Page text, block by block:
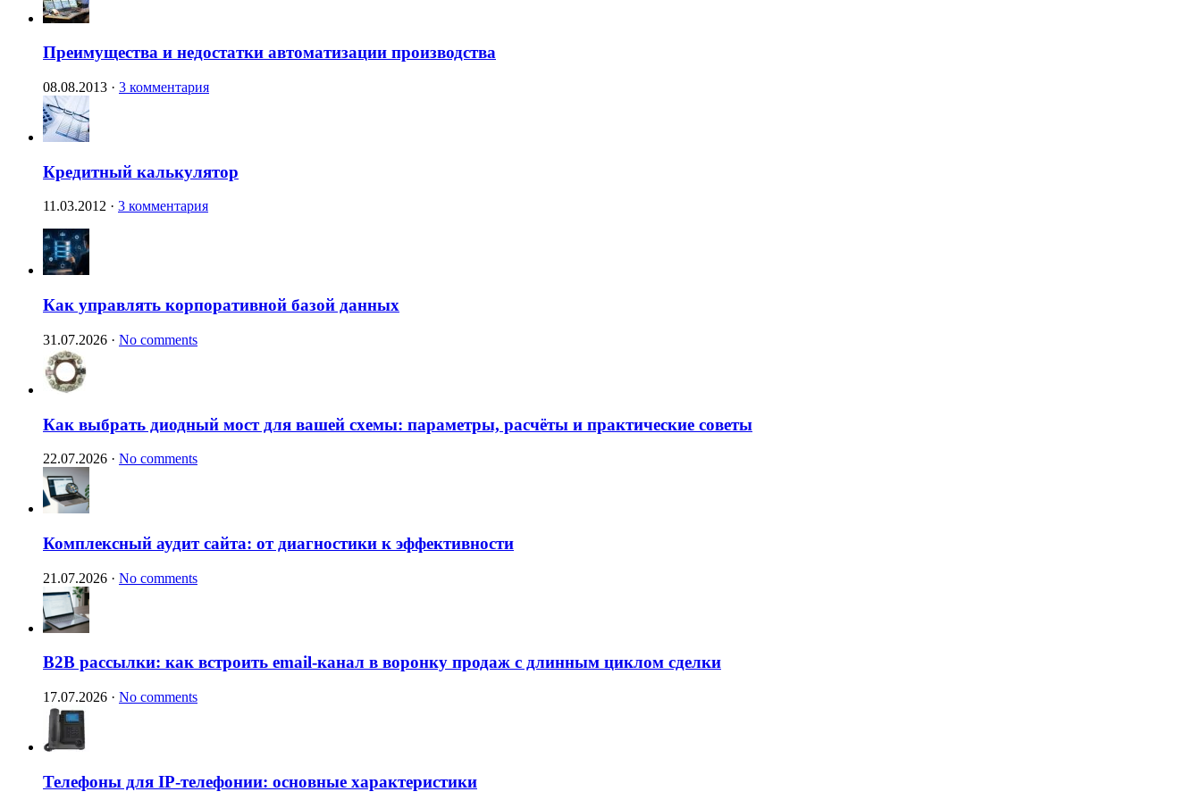
Преимущества и недостатки автоматизации производства
08.08.2013 · 3 комментария
Кредитный калькулятор
11.03.2012 · 3 комментария
Как управлять корпоративной базой данных
31.07.2026 · No comments
Как выбрать диодный мост для вашей схемы: параметры, расчёты и практические советы
22.07.2026 · No comments
Комплексный аудит сайта: от диагностики к эффективности
21.07.2026 · No comments
B2B рассылки: как встроить email-канал в воронку продаж с длинным циклом сделки
17.07.2026 · No comments
Телефоны для IP-телефонии: основные характеристики